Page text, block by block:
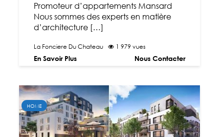
Promoteur d’appartements Mansard
Nous sommes des experts en matière
d’architecture […]
La Fonciere Du Chateau 1 979 vues
En Savoir Plus Nous Contacter
HOME